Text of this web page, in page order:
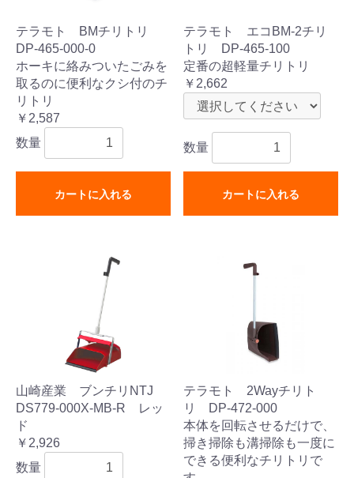
テラモト BMチリトリ
DP-465-000-0
ホーキに絡みついたごみを
取るのに便利なクシ付のチ
リトリ
￥2,587
数量
カートに入れる
テラモト エコBM-2チリ
トリ DP-465-100
定番の超軽量チリトリ
￥2,662
数量
カートに入れる
山崎産業 ブンチリNTJ
DS779-000X-MB-R レッ
ド
￥2,926
数量
テラモト 2Wayチリト
リ DP-472-000
本体を回転させるだけで、
掃き掃除も溝掃除も一度に
できる便利なチリトリで